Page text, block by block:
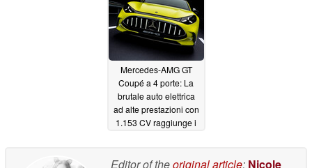
Mercedes-AMG GT
Coupé a 4 porte: La
brutale auto elettrica
ad alte prestazioni con
1.153 CV raggiunge i
Editor of theoriginal article: Nicole